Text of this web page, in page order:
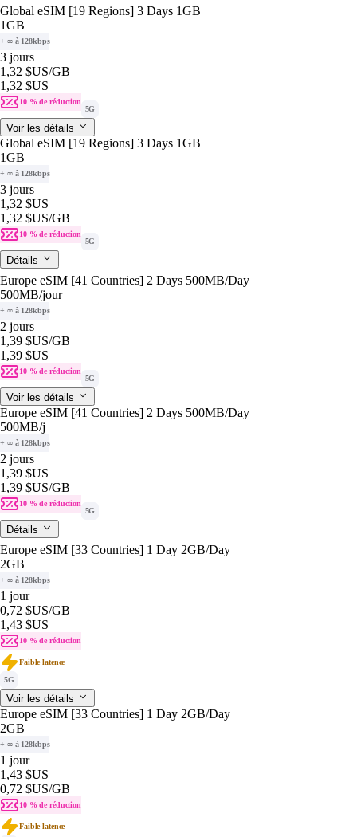
Global eSIM [19 Regions] 3 Days 1GB
1GB
+ ∞ à 128kbps
3 jours
1,32 $US/GB
1,32 $US
10 % de réduction
5G
Voir les détails
Global eSIM [19 Regions] 3 Days 1GB
1GB
+ ∞ à 128kbps
3 jours
1,32 $US
1,32 $US/GB
10 % de réduction
5G
Détails
Europe eSIM [41 Countries] 2 Days 500MB/Day
500MB/jour
+ ∞ à 128kbps
2 jours
1,39 $US/GB
1,39 $US
10 % de réduction
5G
Voir les détails
Europe eSIM [41 Countries] 2 Days 500MB/Day
500MB/j
+ ∞ à 128kbps
2 jours
1,39 $US
1,39 $US/GB
10 % de réduction
5G
Détails
Europe eSIM [33 Countries] 1 Day 2GB/Day
2GB
+ ∞ à 128kbps
1 jour
0,72 $US/GB
1,43 $US
10 % de réduction
Faible latence
5G
Voir les détails
Europe eSIM [33 Countries] 1 Day 2GB/Day
2GB
+ ∞ à 128kbps
1 jour
1,43 $US
0,72 $US/GB
10 % de réduction
Faible latence